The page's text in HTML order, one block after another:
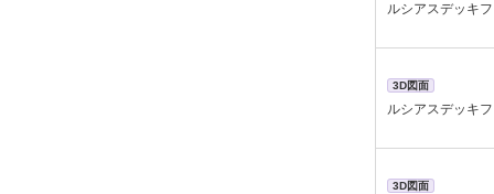
ルシアスデッキ
3D図面
ルシアスデッキ
3D図面